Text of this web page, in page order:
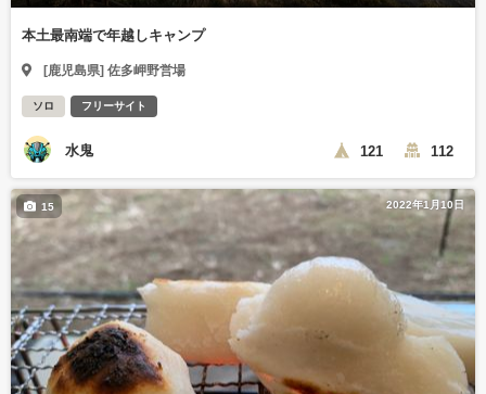
本土最南端で年越しキャンプ
[鹿児島県] 佐多岬野営場
ソロ フリーサイト
水鬼 121 112
2022年1月10日
15